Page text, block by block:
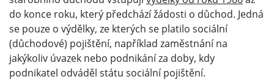
do konce roku, který předchází žádosti o důchod. Jedná
se pouze o výdělky, ze kterých se platilo sociální
(důchodové) pojištění, například zaměstnání na
jakýkoliv úvazek nebo podnikání za doby, kdy
podnikatel odváděl státu sociální pojištění.